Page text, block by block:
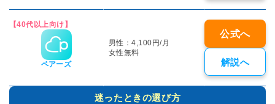
【40代以上向け】
ペアーズ
男性：4,100円/月
女性無料
公式へ
解説へ
迷ったときの選び方